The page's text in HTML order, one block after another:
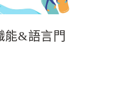
能&語言門